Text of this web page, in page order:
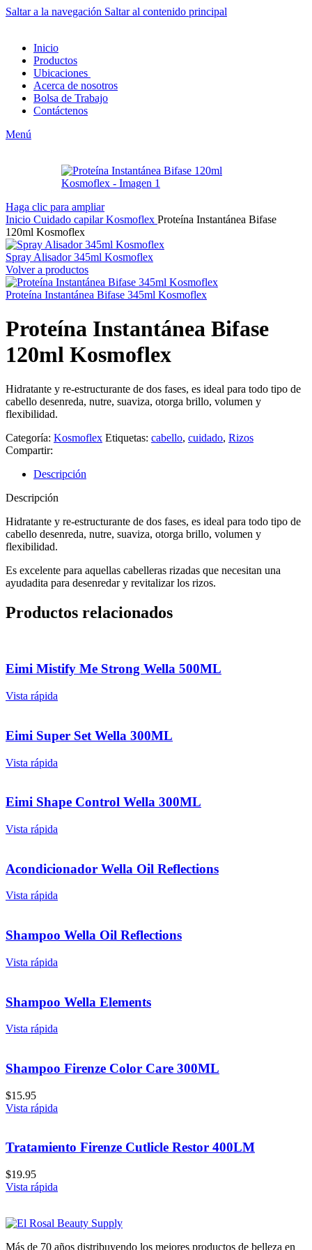
Saltar a la navegación Saltar al contenido principal
Inicio
Productos
Ubicaciones
Acerca de nosotros
Bolsa de Trabajo
Contáctenos
Menú
Haga clic para ampliar
Inicio Cuidado capilarKosmoflex Proteína Instantánea Bifase
120ml Kosmoflex
Spray Alisador 345ml Kosmoflex
Volver a productos
Proteína Instantánea Bifase 345ml Kosmoflex
Proteína Instantánea Bifase
120ml Kosmoflex
Hidratante y re-estructurante de dos fases, es ideal para todo tipo de
cabello desenreda, nutre, suaviza, otorga brillo, volumen y
flexibilidad.
Categoría: Kosmoflex Etiquetas: cabello, cuidado, Rizos
Compartir:
Descripción
Descripción
Hidratante y re-estructurante de dos fases, es ideal para todo tipo de
cabello desenreda, nutre, suaviza, otorga brillo, volumen y
flexibilidad.
Es excelente para aquellas cabelleras rizadas que necesitan una
ayudadita para desenredar y revitalizar los rizos.
Productos relacionados
Eimi Mistify Me Strong Wella 500ML
Vista rápida
Eimi Super Set Wella 300ML
Vista rápida
Eimi Shape Control Wella 300ML
Vista rápida
Acondicionador Wella Oil Reflections
Vista rápida
Shampoo Wella Oil Reflections
Vista rápida
Shampoo Wella Elements
Vista rápida
Shampoo Firenze Color Care 300ML
$15.95
Vista rápida
Tratamiento Firenze Cutlicle Restor 400LM
$19.95
Vista rápida
Más de 70 años distribuyendo los mejores productos de belleza en